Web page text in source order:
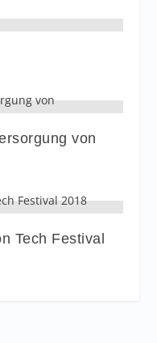
von
Tech Festival